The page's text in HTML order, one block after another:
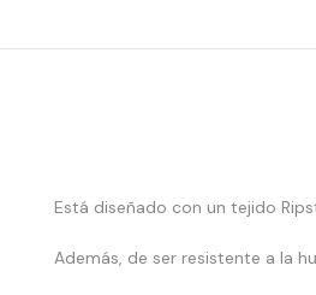
Está diseñado con un tejido
Además, de ser resistente a la